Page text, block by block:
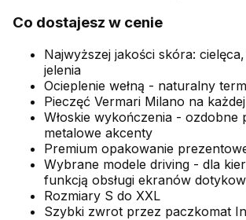
Co dostajesz w cenie
Najwyższej jakości skóra:
jelenia
Ocieplenie wełną - naturalny
Pieczęć Vermari Milano na
Włoskie wykończenia - ozdobne
metalowe akcenty
Premium opakowanie
Wybrane modele driving - dla
funkcją obsługi ekranów
Rozmiary S do XXL
Szybki zwrot przez paczkomat